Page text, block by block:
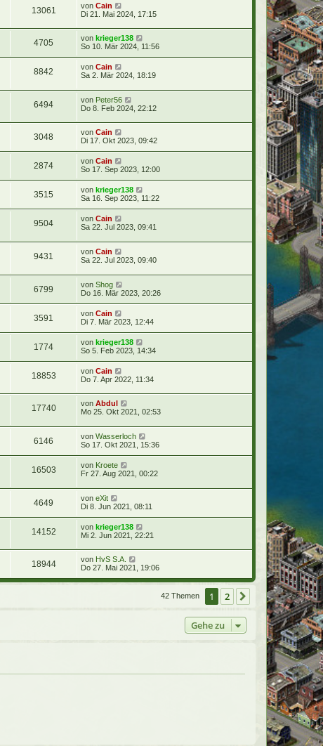
13061 von Cain
Di 21. Mai 2024, 17:15
4705 von krieger138
So 10. Mär 2024, 11:56
8842 von Cain
Sa 2. Mär 2024, 18:19
6494 von Peter56
Do 8. Feb 2024, 22:12
3048 von Cain
Di 17. Okt 2023, 09:42
2874 von Cain
So 17. Sep 2023, 12:00
3515 von krieger138
Sa 16. Sep 2023, 11:22
9504 von Cain
Sa 22. Jul 2023, 09:41
9431 von Cain
Sa 22. Jul 2023, 09:40
6799 von Shog
Do 16. Mär 2023, 20:26
3591 von Cain
Di 7. Mär 2023, 12:44
1774 von krieger138
So 5. Feb 2023, 14:34
18853 von Cain
Do 7. Apr 2022, 11:34
17740 von Abdul
Mo 25. Okt 2021, 02:53
6146 von Wasserloch
So 17. Okt 2021, 15:36
16503 von Kroete
Fr 27. Aug 2021, 00:22
4649 von eXit
Di 8. Jun 2021, 08:11
14152 von krieger138
Mi 2. Jun 2021, 22:21
18944 von HvS S.A.
Do 27. Mai 2021, 19:06
42 Themen 1 2 Nächste
Gehe zu